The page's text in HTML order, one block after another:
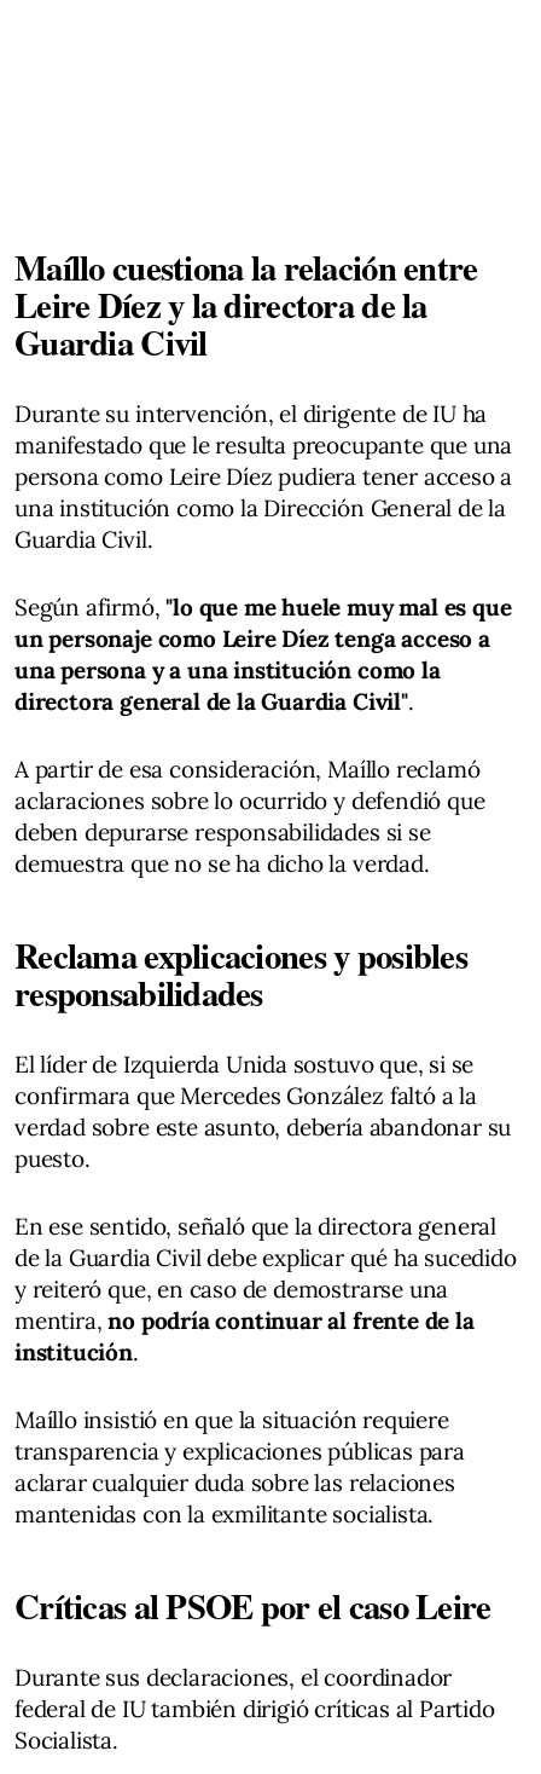
Maíllo cuestiona la relación entre
Leire Díez y la directora de la
Guardia Civil
Durante su intervención, el dirigente de IU ha
manifestado que le resulta preocupante que una
persona como Leire Díez pudiera tener acceso a
una institución como la Dirección General de la
Guardia Civil.
Según afirmó,"lo que me huele muy mal es que
un personaje como Leire Díez tenga acceso a
una persona y a una institución como la
directora general de la Guardia Civil".
A partir de esa consideración, Maíllo reclamó
aclaraciones sobre lo ocurrido y defendió que
deben depurarse responsabilidades si se
demuestra que no se ha dicho la verdad.
Reclama explicaciones y posibles
responsabilidades
El líder de Izquierda Unida sostuvo que, si se
confirmara que Mercedes González faltó a la
verdad sobre este asunto, debería abandonar su
puesto.
En ese sentido, señaló que la directora general
de la Guardia Civil debe explicar qué ha sucedido
y reiteró que, en caso de demostrarse una
mentira,no podría continuar al frente de la
institución.
Maíllo insistió en que la situación requiere
transparencia y explicaciones públicas para
aclarar cualquier duda sobre las relaciones
mantenidas con la exmilitante socialista.
Críticas al PSOE por el caso Leire
Durante sus declaraciones, el coordinador
federal de IU también dirigió críticas al Partido
Socialista.